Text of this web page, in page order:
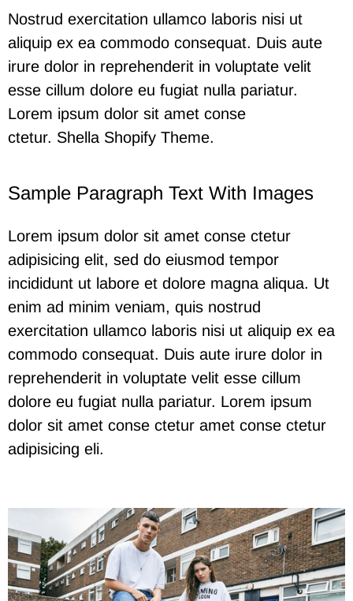
Nostrud exercitation ullamco laboris nisi ut
aliquip ex ea commodo consequat. Duis aute
irure dolor in reprehenderit in voluptate velit
esse cillum dolore eu fugiat nulla pariatur.
Lorem ipsum dolor sit amet conse
ctetur. Shella Shopify Theme.
Sample Paragraph Text With Images
Lorem ipsum dolor sit amet conse ctetur
adipisicing elit, sed do eiusmod tempor
incididunt ut labore et dolore magna aliqua. Ut
enim ad minim veniam, quis nostrud
exercitation ullamco laboris nisi ut aliquip ex ea
commodo consequat. Duis aute irure dolor in
reprehenderit in voluptate velit esse cillum
dolore eu fugiat nulla pariatur. Lorem ipsum
dolor sit amet conse ctetur amet conse ctetur
adipisicing eli.